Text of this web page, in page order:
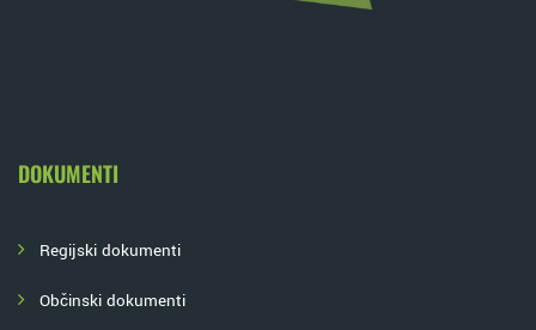
DOKUMENTI
Regijski dokumenti
Občinski dokumenti